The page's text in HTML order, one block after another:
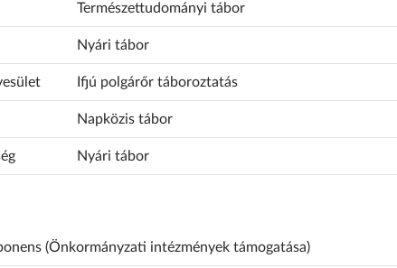
Természettudományi tábor
Nyári tábor
Ifjú polgárőr táboroztatás
Napközis tábor
Nyári tábor
(Önkormányzati intézmények támogatása)